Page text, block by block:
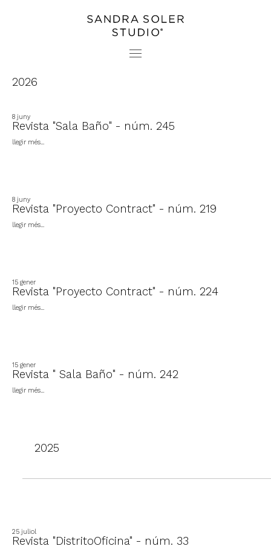
CONTACTE
ESTUDI
PREMSA
2026
8 juny
Revista "Sala Baño" - núm. 245
llegir més...
8 juny
Revista "Proyecto Contract" - núm. 219
llegir més...
15 gener
Revista "Proyecto Contract" - núm. 224
llegir més...
15 gener
Revista " Sala Baño" - núm. 242
llegir més...
2025
25 juliol
Revista "DistritoOficina" - núm. 33